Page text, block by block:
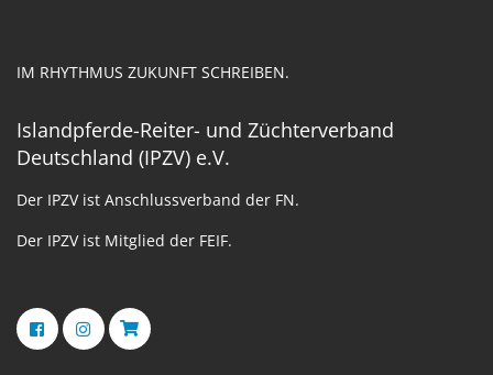
IM RHYTHMUS ZUKUNFT SCHREIBEN.
Islandpferde-Reiter- und Züchterverband
Deutschland (IPZV) e.V.
Der IPZV ist Anschlussverband der FN.
Der IPZV ist Mitglied der FEIF.